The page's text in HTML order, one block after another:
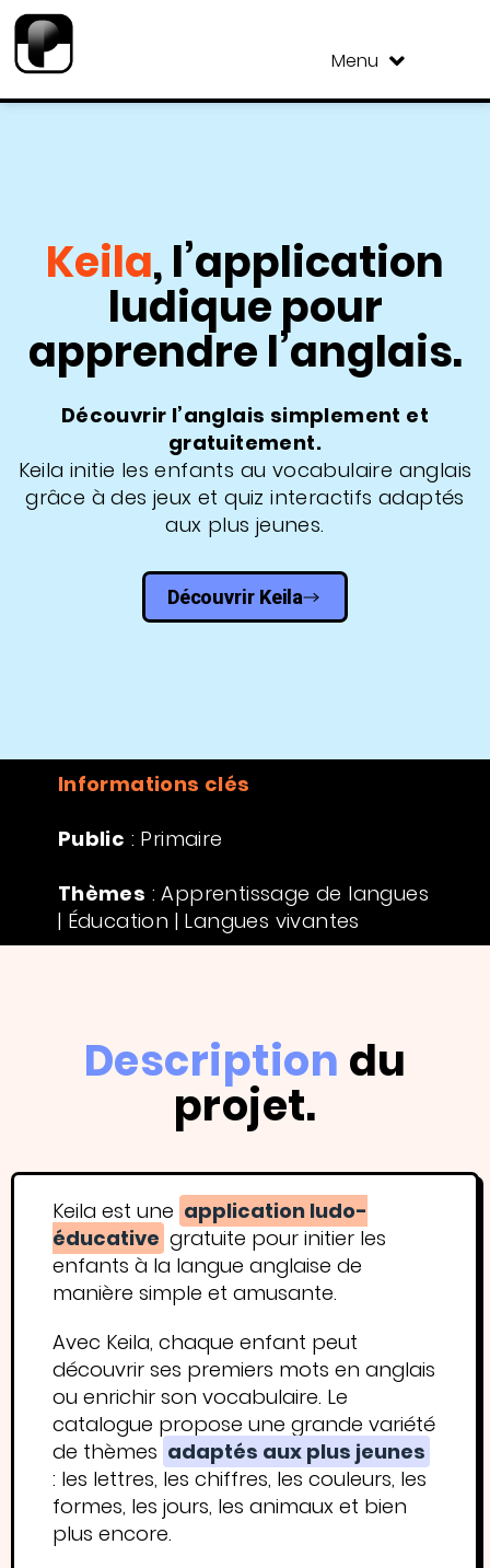
Menu
Keila, l’application
ludique pour
apprendre l’anglais.
Découvrir l’anglais simplement et
gratuitement.
Keila initie les enfants au vocabulaire anglais
grâce à des jeux et quiz interactifs adaptés
aux plus jeunes.
Découvrir Keila
Informations clés
Public : Primaire
Thèmes : Apprentissage de langues
| Éducation | Langues vivantes
Description du
projet.
Keila est une application ludo-
éducative gratuite pour initier les
enfants à la langue anglaise de
manière simple et amusante.
Avec Keila, chaque enfant peut
découvrir ses premiers mots en anglais
ou enrichir son vocabulaire. Le
catalogue propose une grande variété
de thèmes adaptés aux plus jeunes
: les lettres, les chiffres, les couleurs, les
formes, les jours, les animaux et bien
plus encore.